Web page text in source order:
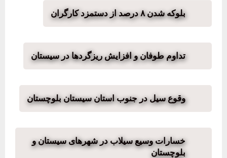
بلوکه شدن ۸ درصد از دستمزد کارگران
تداوم طوفان و افزایش ریزگردها در سیستان
وقوع سیل در جنوب استان سیستان بلوچستان
خسارات وسیع سیلاب در شهرهای سیستان و
بلوچستان